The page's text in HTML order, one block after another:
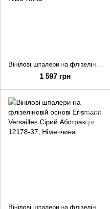
1 597 грн
Вінілові шпалери на флізеліновій основі Erismann Versailles Сірий Абстракція 12178-37